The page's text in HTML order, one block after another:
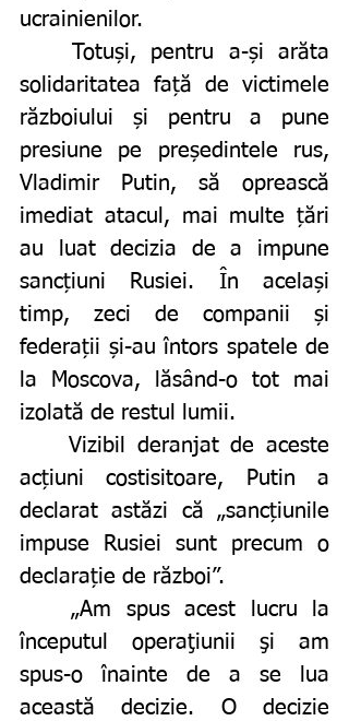
ucrainienilor.
solidaritatea față de victimele
războiului și pentru a pune
presiune pe președintele rus,
Vladimir Putin, să oprească
imediat atacul, mai multe țări
au luat decizia de a impune
sancțiuni Rusiei. În același
timp, zeci de companii și
federații și-au întors spatele de
la Moscova, lăsând-o tot mai
izolată de restul lumii.
acțiuni costisitoare, Putin a
declarat astăzi că „sancțiunile
impuse Rusiei sunt precum o
declarație de război”.
	„Am spus acest lucru la
începutul operaţiunii şi am
spus-o înainte de a se lua
această decizie. O decizie